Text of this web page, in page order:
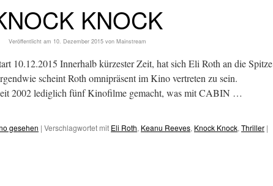
KNOCK
Veröffentlicht am 10. Dezember 2015 von Mainstream
10.12.2015 Innerhalb kürzester Zeit, hat sich Eli Roth an die Spitze
scheint Roth omnipräsent im Kino vertreten zu sein.
2002 lediglich fünf Kinofilme gemacht, was mit CABIN …
gesehen | Verschlagwortet mit Eli Roth, Keanu Reeves, Knock Knock, Thriller |